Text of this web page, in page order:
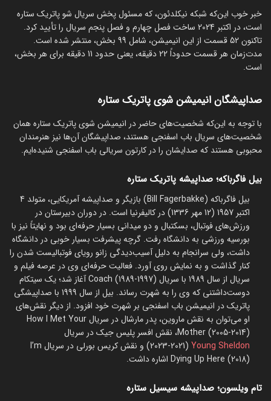
خبر خوب این‌که شبکه نیکلدئون، که مسئول پخش سریال شو پاتریک ستاره
است، در اکتبر 2024 ساخت فصل چهارم و فصل پنجم سریال را تأیید کرد.
تاکنون 52 قسمت از این انیمیشن، شامل 99 بخش، منتشر شده است.
مدت‌زمان هر قسمت حدوداً 22 دقیقه، یعنی حدود 11 دقیقه برای هر بخش،
است.
صداپیشگان انیمیشن شوی پاتریک ستاره
با توجه به این‌که شخصیت‌های حاضر در انیمیشن شوی پاتریک ستاره همان
شخصیت‌های سریال باب اسفنجی هستند، صداپیشگان آن‌ها نیز هنرمندان
محبوبی هستند که صدایشان را در کارتون سریالی باب اسفنجی شنیده‌ایم.
بیل فاگرباکه؛ صداپیشه پاتریک ستاره
بیل فاگرباکه (Bill Fagerbakke) بازیگر و صداپیشه آمریکایی، متولد 4
اکتبر 1957 (12 مهر 1336) در کالیفرنیا است. در دوران دبیرستان در
ورزش‌های فوتبال، بسکتبال و دو میدانی بسیار حرفه‌ای بود و نهایتاً نیز با
بورسیه ورزشی به دانشگاه رفت. گرچه پیشرفت بسیار خوبی در دانشگاه
داشت، ولی سرانجام به دلیل آسیب‌دیدگی زانو رویای فوتبالیست شدن را
کنار گذاشت و به نمایش روی آورد. فعالیت حرفه‌ای وی در عرصه فیلم و
سریال از سال 1989 با سریال Coach (1989-1997) آغاز شد؛ یک سیتکام
دوست‌داشتنی که وی را به شهرت رساند. بیل از سال 1999 با صداپیشگی
پاتریک در انیمیشن باب اسفنجی بر شهرت خود افزود. از دیگر نقش‌های
او می‌توان به نقش ماروین، پدر مارشال در سریال How I Met Your
Mother (2005-2014)، نقش افسر پلیس جیک در سریال
Young Sheldon
(2021-2023) و نقش کریس بورلی در سریال I’m
Dying Up Here (2018) اشاره داشت.
تام ویلسون؛ صداپیشه سیسیل ستاره